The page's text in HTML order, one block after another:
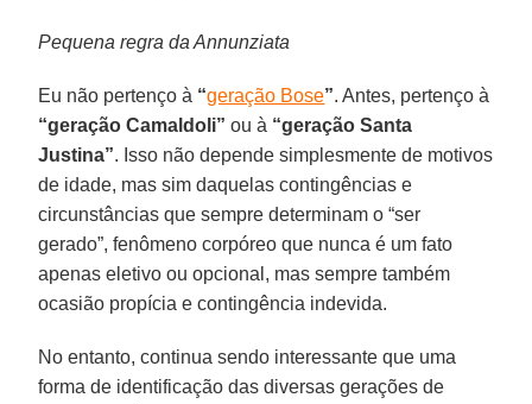
Pequena regra da Annunziata
Eu não pertenço à “geração Bose”. Antes, pertenço à
“geração Camaldoli” ou à “geração Santa
Justina”. Isso não depende simplesmente de motivos
de idade, mas sim daquelas contingências e
circunstâncias que sempre determinam o “ser
gerado”, fenômeno corpóreo que nunca é um fato
apenas eletivo ou opcional, mas sempre também
ocasião propícia e contingência indevida.
No entanto, continua sendo interessante que uma
forma de identificação das diversas gerações de